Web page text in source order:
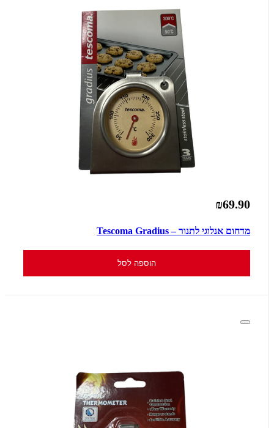
₪69.90
מדחום אנלוגי לתנור – Tescoma Gradius
הוספה לסל